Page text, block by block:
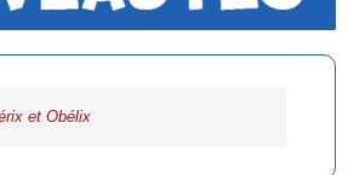
et Obélix